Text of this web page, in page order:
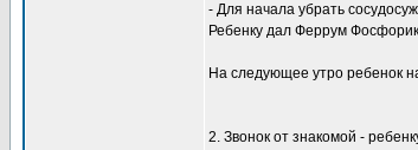
- Для начала убрать
Ребенку дал Феррум
На следующее утро ребенок
2. Звонок от знакомой -